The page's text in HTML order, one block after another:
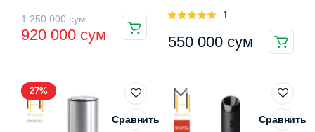
1 250 000сум
Первоначальная
цена
1
250
920 000 сум
Текущая
цена:
000 сум.
Оценка
1
550 000 сум
27%
Сравнить Сравнить